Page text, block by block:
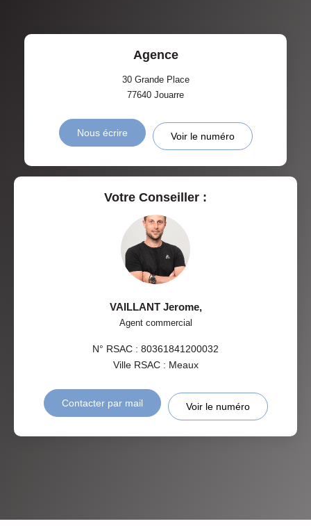
Agence
30 Grande Place
77640 Jouarre
Nous écrire Voir le numéro
Votre Conseiller :
VAILLANT Jerome,
Agent commercial
N° RSAC : 80361841200032
Ville RSAC : Meaux
Contacter par mail Voir le numéro